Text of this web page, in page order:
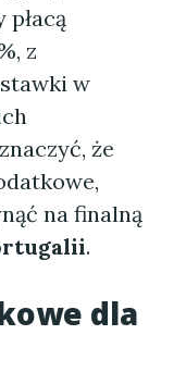
płacą
z
w
że
na finalną
.
dla